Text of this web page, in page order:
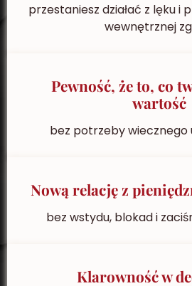
przestaniesz działać z lęku i
wewnętrznej
Pewność, że to, co
wartość
bez potrzeby wiecznego
Nową relację z
bez wstydu, blokad i
Klarowność w